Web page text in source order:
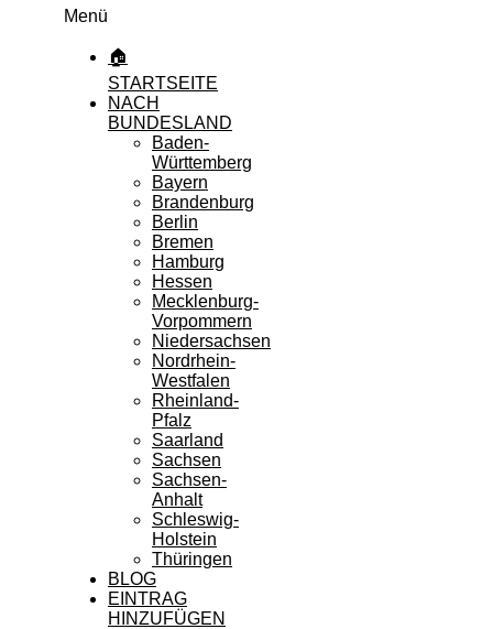
Menü
🏠
STARTSEITE
NACH
BUNDESLAND
Baden-
Württemberg
Bayern
Brandenburg
Berlin
Bremen
Hamburg
Hessen
Mecklenburg-
Vorpommern
Niedersachsen
Nordrhein-
Westfalen
Rheinland-
Pfalz
Saarland
Sachsen
Sachsen-
Anhalt
Schleswig-
Holstein
Thüringen
BLOG
EINTRAG
HINZUFÜGEN